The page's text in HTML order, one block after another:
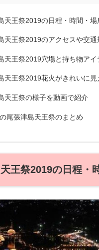
天王祭2019の日程・時間・場
天王祭2019のアクセスや交通
天王祭2019穴場と持ち物アイ
天王祭2019花火がきれいに見
天王祭の様子を動画で紹介
尾張津島天王祭のまとめ
王祭2019の日程・